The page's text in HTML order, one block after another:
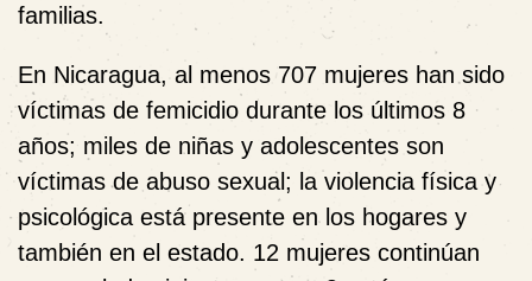
familias.
En Nicaragua, al menos 707 mujeres han sido
víctimas de femicidio durante los últimos 8
años; miles de niñas y adolescentes son
víctimas de abuso sexual; la violencia física y
psicológica está presente en los hogares y
también en el estado. 12 mujeres continúan